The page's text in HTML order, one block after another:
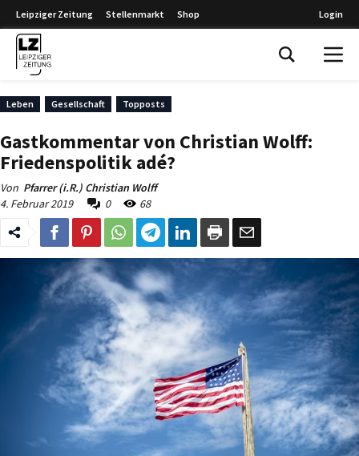
Leipziger Zeitung Stellenmarkt Shop Login
Leben Gesellschaft Topposts
Gastkommentar von Christian Wolff:
Friedenspolitik adé?
Von Pfarrer (i.R.) Christian Wolff
4. Februar 2019
0 68